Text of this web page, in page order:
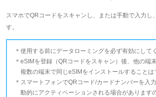
スマホでQRコードをスキャンし、または手動で入力し
す。
使用する前にデータローミングを必ず有効にして
eSIMを登録（QRコードをスキャン）後、他の端
複数の端末で同じeSIMをインストールすることは
スマートフォンでQRコード/カードナンバーを入
動的にアクティベーションされる場合があります